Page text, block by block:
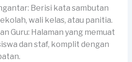
Berisi kata sambutan
wali kelas, atau panitia.
Guru: Halaman yang memuat
dan staf, komplit dengan